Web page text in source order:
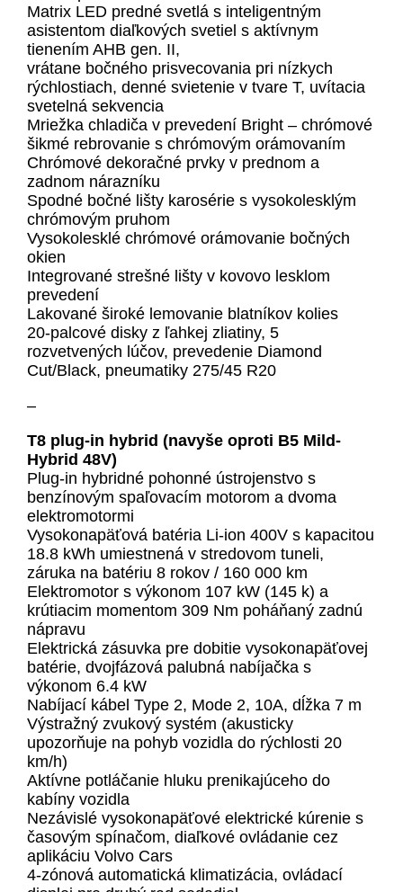
Matrix LED predné svetlá s inteligentným
asistentom diaľkových svetiel s aktívnym
tienením AHB gen. II,
vrátane bočného prisvecovania pri nízkych
rýchlostiach, denné svietenie v tvare T, uvítacia
svetelná sekvencia
Mriežka chladiča v prevedení Bright – chrómové
šikmé rebrovanie s chrómovým orámovaním
Chrómové dekoračné prvky v prednom a
zadnom nárazníku
Spodné bočné lišty karosérie s vysokolesklým
chrómovým pruhom
Vysokolesklé chrómové orámovanie bočných
okien
Integrované strešné lišty v kovovo lesklom
prevedení
Lakované široké lemovanie blatníkov kolies
20-palcové disky z ľahkej zliatiny, 5
rozvetvených lúčov, prevedenie Diamond
Cut/Black, pneumatiky 275/45 R20
–
T8 plug-in hybrid (navyše oproti B5 Mild-
Hybrid 48V)
Plug-in hybridné pohonné ústrojenstvo s
benzínovým spaľovacím motorom a dvoma
elektromotormi
Vysokonapäťová batéria Li-ion 400V s kapacitou
18.8 kWh umiestnená v stredovom tuneli,
záruka na batériu 8 rokov / 160 000 km
Elektromotor s výkonom 107 kW (145 k) a
krútiacim momentom 309 Nm poháňaný zadnú
nápravu
Elektrická zásuvka pre dobitie vysokonapäťovej
batérie, dvojfázová palubná nabíjačka s
výkonom 6.4 kW
Nabíjací kábel Type 2, Mode 2, 10A, dĺžka 7 m
Výstražný zvukový systém (akusticky
upozorňuje na pohyb vozidla do rýchlosti 20
km/h)
Aktívne potláčanie hluku prenikajúceho do
kabíny vozidla
Nezávislé vysokonapäťové elektrické kúrenie s
časovým spínačom, diaľkové ovládanie cez
aplikáciu Volvo Cars
4-zónová automatická klimatizácia, ovládací